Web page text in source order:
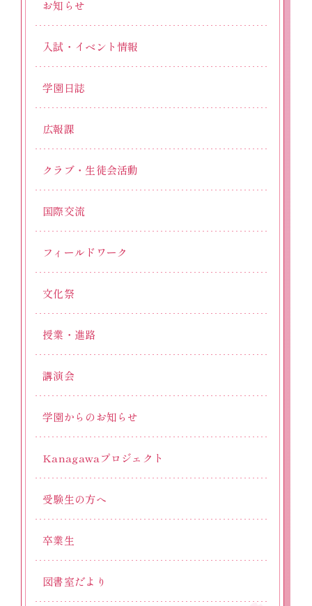
お知らせ
入試・イベント情報
学園日誌
広報課
クラブ・生徒会活動
国際交流
フィールドワーク
文化祭
授業・進路
講演会
学園からのお知らせ
Kanagawaプロジェクト
受験生の方へ
卒業生
図書室だより